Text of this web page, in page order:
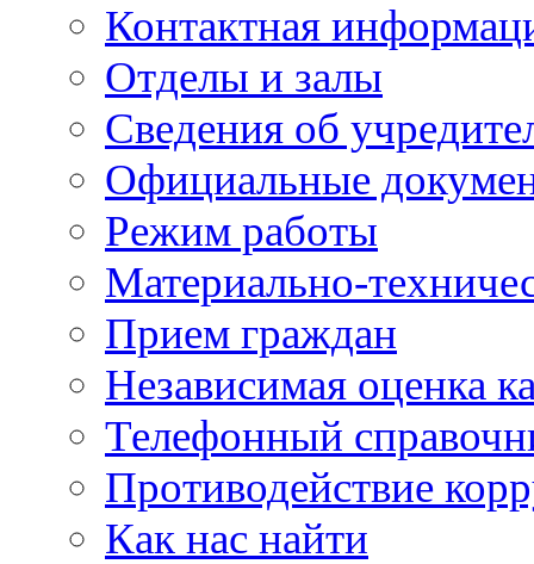
Контактная
Отделы и залы
Сведения об
Официальные
Режим работы
Материально-
Прием граждан
Независимая оценка
Телефонный
Противодействие
Как нас найти